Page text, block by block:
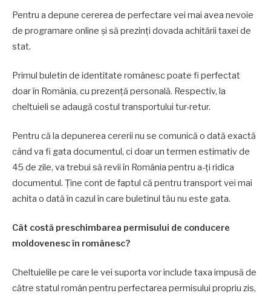
Pentru a depune cererea de perfectare vei mai avea nevoie
de programare online și să prezinți dovada achitării taxei de
stat.
Primul buletin de identitate românesc poate fi perfectat
doar în România, cu prezență personală. Respectiv, la
cheltuieli se adaugă costul transportului tur-retur.
Pentru că la depunerea cererii nu se comunică o dată exactă
când va fi gata documentul, ci doar un termen estimativ de
45 de zile, va trebui să revii în România pentru a-ți ridica
documentul. Ține cont de faptul că pentru transport vei mai
achita o dată în cazul în care buletinul tău nu este gata.
Cât costă preschimbarea permisului de conducere
moldovenesc în românesc?
Cheltuielile pe care le vei suporta vor include taxa impusă de
către statul român pentru perfectarea permisului propriu zis,